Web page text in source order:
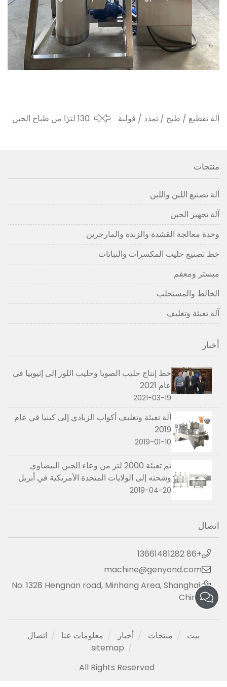
آلة تقطيع / طبخ / تمدد / قولبة
130 لترًا من طباخ الجبن
منتجات
آلة تصنيع اللبن واللبن
آلة تجهيز الجبن
وحدة معالجة القشدة والزبدة والمارجرين
خط تصنيع حليب المكسرات والنباتات
مبستر ومعقم
الخالط والمستحلب
آلة تعبئة وتغليف
أخبار
خط إنتاج حليب الصويا وحليب اللوز إلى إثيوبيا في
عام 2021
2021-03-19
آلة تعبئة وتغليف أكواب الزبادي إلى كينيا في عام
2019
2019-01-10
تم تعبئة 2000 لتر من وعاء الجبن البيضاوي
وشحنه إلى الولايات المتحدة الأمريكية في أبريل
2019
2019-04-20
اتصال
+86 13661481282
machine@genyond.com
No. 1328 Hengnan road, Minhang Area, Shanghai,
China
بيت منتجات أخبار معلومات عنا
اتصال
sitemap
All Rights Reserved